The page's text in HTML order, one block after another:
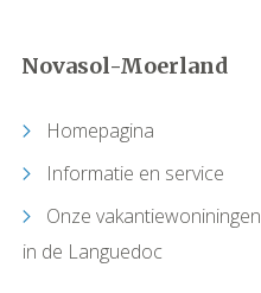
Causses-et-Veyran
Caussiniojouls
Cazelles (Abeilhan)
Novasol-Moerland
Homepagina
Informatie en service
Onze vakantiewoniningen
in de Languedoc